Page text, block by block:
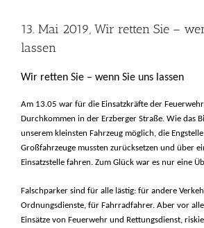
Bild
13. Mai 2019, Wir retten Sie –
lassen
Wir retten Sie – wenn Sie uns lassen
Am 13.05 war für die Einsatzkräfte der
Durchkommen in der Erzberger Straße. Wie das
unserem kleinsten Fahrzeug möglich, die
Großfahrzeuge mussten zurücksetzen und über
Einsatzstelle fahren. Zum Glück war es nur eine
Falschparker sind für alle lästig: für andere
Ordnungsdienste, für Fahrradfahrer. Aber vor
Einsätze von Feuerwehr und Rettungsdienst,